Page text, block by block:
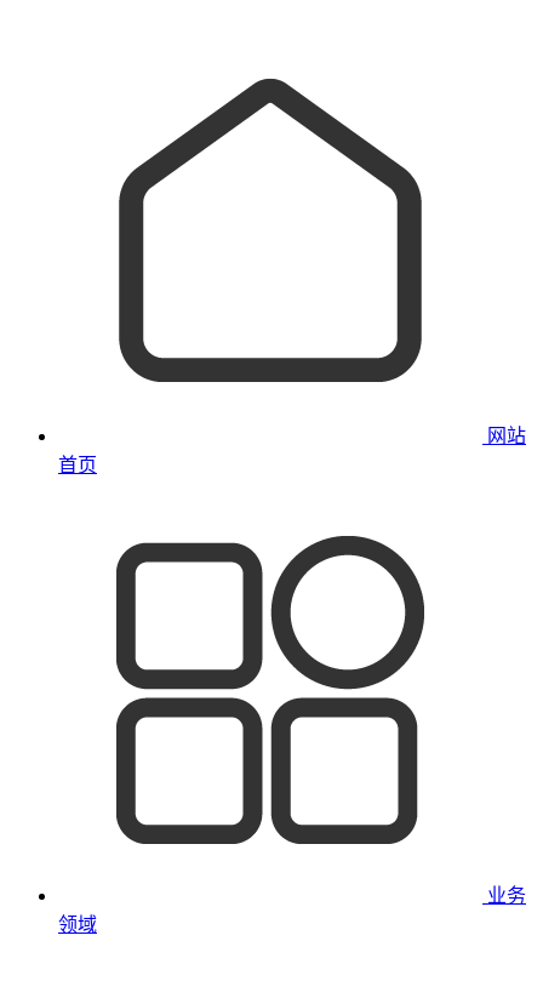
网站
首页
业务
领域